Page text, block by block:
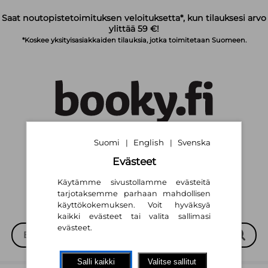
Saat noutopistetoimituksen veloituksetta*, kun tilauksesi arvo
ylittää 59 €!
*Koskee yksityisasiakkaiden tilauksia, jotka toimitetaan Suomeen.
Suomi | English | Svenska
Suomi | English | Svenska
Evästeet
Käytämme sivustollamme evästeitä
tarjotaksemme parhaan mahdollisen
käyttökokemuksen. Voit hyväksyä
kaikki evästeet tai valita sallimasi
evästeet.
Salli kaikki Valitse sallitut